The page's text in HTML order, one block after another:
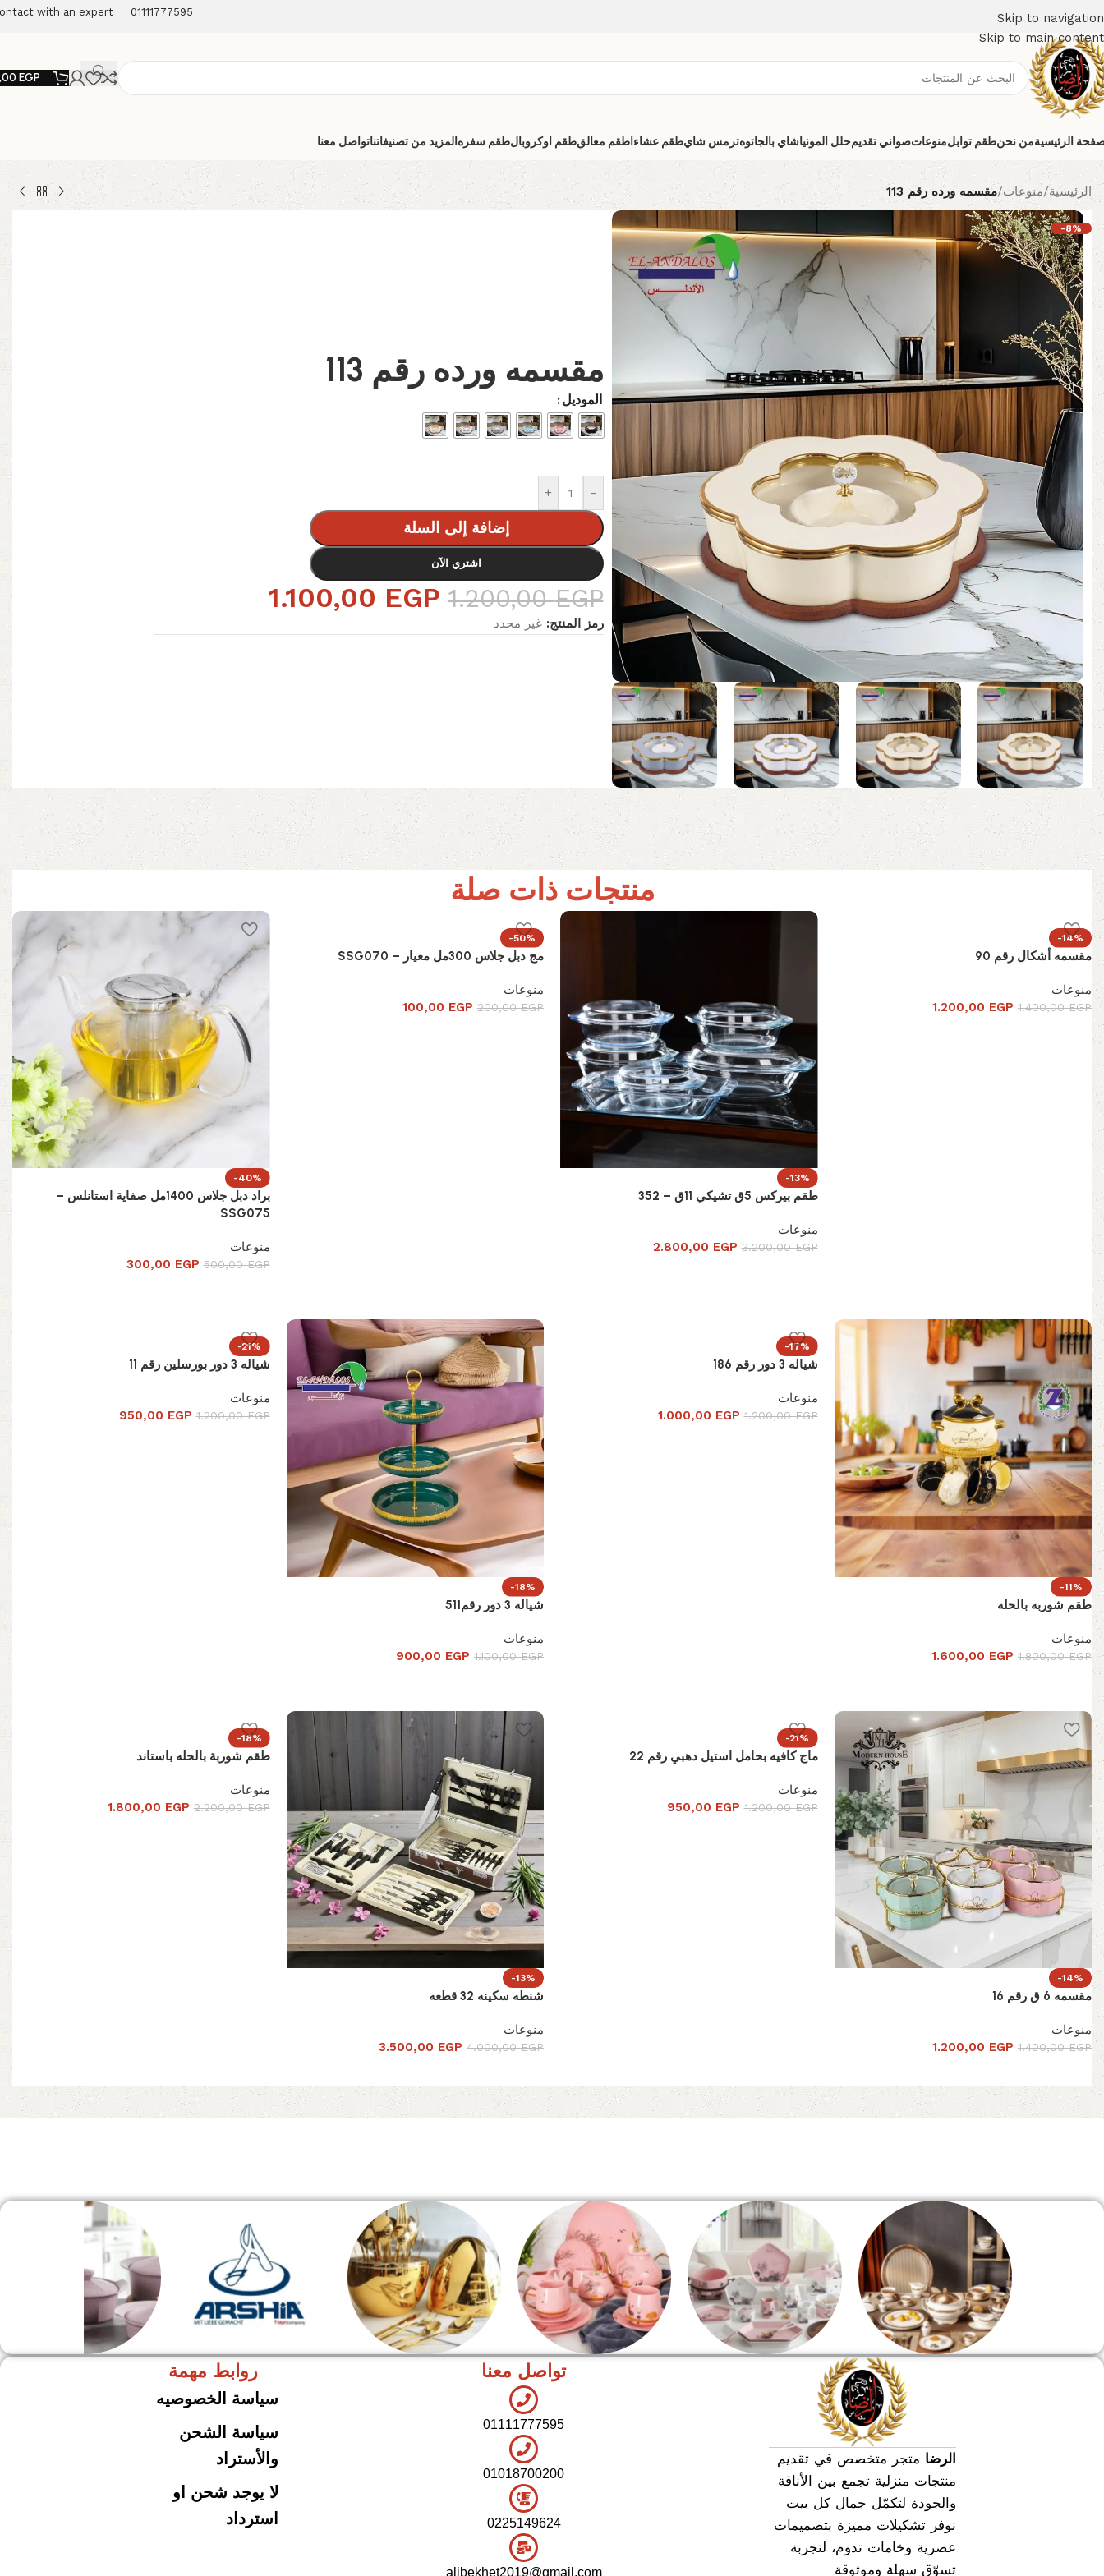
Skip to navigation
Skip to main content
01111777595
with an expert
EGP
الرئيسيةمن نحنطقم توابلمنوعاتصواني تقديمحلل المونياشاي بالجاتوهترمس شايطقم عشاء اطقم معالقطقم اوكروبالطقم سفره المزيد من تصنيفاتناتواصل معنا
الرئيسية/منوعات/مقسمه ورده رقم 113
-8%
مقسمه ورده رقم 113
الموديل
-
+
إضافة إلى السلة
اشتري الآن
1.200,00EGP
1.100,00 EGP
رمز المنتج:غير محدد
منتجات ذات صلة
-14%
مقسمه أشكال رقم 90
منوعات
1.400,00EGP
1.200,00 EGP
-13%
طقم بيركس 5ق تشيكي 11ق – 352
منوعات
3.200,00EGP
2.800,00 EGP
-50%
مج دبل جلاس 300مل معيار – SSG070
منوعات
200,00EGP
100,00 EGP
-40%
براد دبل جلاس 1400مل صفاية استانلس –
SSG075
منوعات
500,00EGP
300,00 EGP
-11%
طقم شوربه بالحله
منوعات
1.800,00EGP
1.600,00 EGP
-17%
شياله 3 دور رقم 186
منوعات
1.200,00EGP
1.000,00 EGP
-18%
شياله 3 دور رقم511
منوعات
1.100,00EGP
900,00 EGP
-21%
شياله 3 دور بورسلين رقم 11
منوعات
1.200,00EGP
950,00 EGP
-14%
مقسمه 6 ق رقم 16
منوعات
1.400,00EGP
1.200,00 EGP
-21%
ماج كافيه بحامل استيل دهبي رقم 22
منوعات
1.200,00EGP
950,00 EGP
-13%
شنطه سكينه 32 قطعه
منوعات
4.000,00EGP
3.500,00 EGP
-18%
طقم شوربة بالحله باستاند
منوعات
2.200,00EGP
1.800,00 EGP
طقم عشاء
روابط مهمة
سياسة الخصوصيه
سياسة الشحن
والأستراد
لا يوجد شحن او
استرداد
01111777595
01018700200
0225149624
تواصل معنا
alibekhet2019@gmail.com
الرضا متجر متخصص في تقديم
منتجات منزلية تجمع بين الأناقة
والجودة لتكمّل جمال كل بيت
نوفر تشكيلات مميزة بتصميمات
عصرية وخامات تدوم، لتجربة
تسوّق سهلة وموثوقة